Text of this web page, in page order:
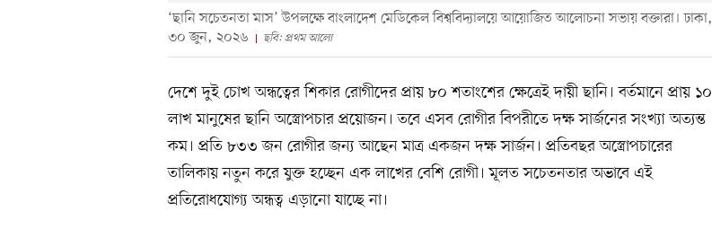
‘ছানি সচেতনতা মাস’ উপলক্ষে বাংলাদেশ মেডিকেল বিশ্ববিদ্যালয়ে আয়োজিত আলোচনা সভায় বক্তারা। ঢাকা,
৩০ জুন, ২০২৬
ছবি: প্রথম আলো
দেশে দুই চোখ অন্ধত্বের শিকার রোগীদের প্রায় ৮০ শতাংশের ক্ষেত্রেই দায়ী ছানি। বর্তমানে প্রায় ১০
লাখ মানুষের ছানি অস্ত্রোপচার প্রয়োজন। তবে এসব রোগীর বিপরীতে দক্ষ সার্জনের সংখ্যা অত্যন্ত
কম। প্রতি ৮৩৩ জন রোগীর জন্য আছেন মাত্র একজন দক্ষ সার্জন। প্রতিবছর অস্ত্রোপচারের
তালিকায় নতুন করে যুক্ত হচ্ছেন এক লাখের বেশি রোগী। মূলত সচেতনতার অভাবে এই
প্রতিরোধযোগ্য অন্ধত্ব এড়ানো যাচ্ছে না।